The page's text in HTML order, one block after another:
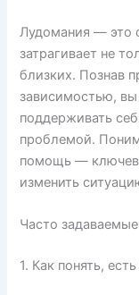
Лудомания — это
затрагивает не
близких. Познав
зависимостью,
поддерживать
проблемой.
помощь —
изменить
Часто
1. Как понять,